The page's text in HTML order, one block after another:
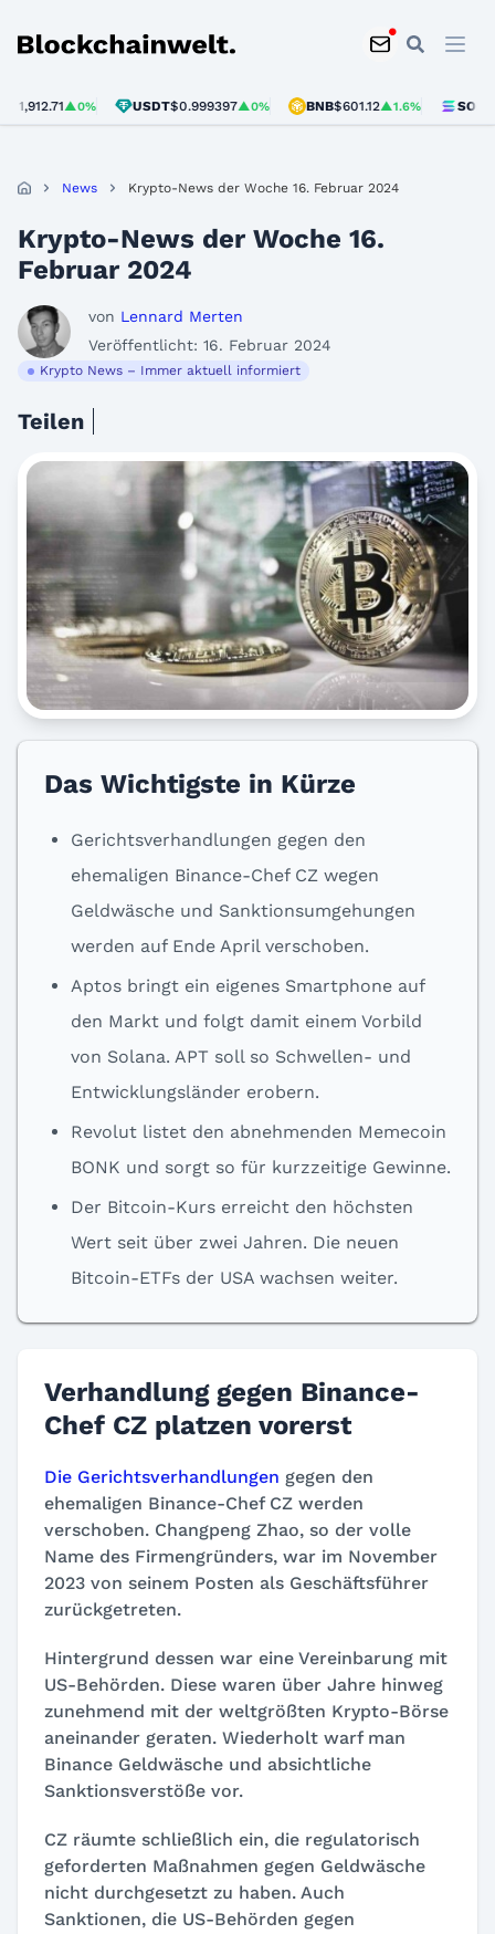
Blockchainwelt
▲0% USDT$0.999397▲0% BNB$601.12▲1.6% SOL$75.96
News Krypto-News der Woche 16. Februar 2024
Krypto-News der Woche 16.
Februar 2024
von Lennard Merten
Veröffentlicht: 16. Februar 2024
Krypto News – Immer aktuell informiert
Teilen
Das Wichtigste in Kürze
Gerichtsverhandlungen gegen den
ehemaligen Binance-Chef CZ wegen
Geldwäsche und Sanktionsumgehungen
werden auf Ende April verschoben.
Aptos bringt ein eigenes Smartphone auf
den Markt und folgt damit einem Vorbild
von Solana. APT soll so Schwellen- und
Entwicklungsländer erobern.
Revolut listet den abnehmenden Memecoin
BONK und sorgt so für kurzzeitige Gewinne.
Der Bitcoin-Kurs erreicht den höchsten
Wert seit über zwei Jahren. Die neuen
Bitcoin-ETFs der USA wachsen weiter.
Verhandlung gegen Binance-
Chef CZ platzen vorerst
Die Gerichtsverhandlungen gegen den
ehemaligen Binance-Chef CZ werden
verschoben. Changpeng Zhao, so der volle
Name des Firmengründers, war im November
2023 von seinem Posten als Geschäftsführer
zurückgetreten.
Hintergrund dessen war eine Vereinbarung mit
US-Behörden. Diese waren über Jahre hinweg
zunehmend mit der weltgrößten Krypto-Börse
aneinander geraten. Wiederholt warf man
Binance Geldwäsche und absichtliche
Sanktionsverstöße vor.
CZ räumte schließlich ein, die regulatorisch
geforderten Maßnahmen gegen Geldwäsche
nicht durchgesetzt zu haben. Auch
Sanktionen, die US-Behörden gegen